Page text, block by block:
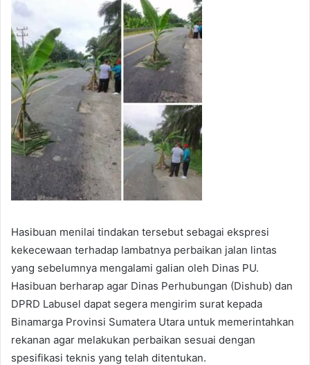
Hasibuan menilai tindakan tersebut sebagai ekspresi
kekecewaan terhadap lambatnya perbaikan jalan lintas
yang sebelumnya mengalami galian oleh Dinas PU.
Hasibuan berharap agar Dinas Perhubungan (Dishub) dan
DPRD Labusel dapat segera mengirim surat kepada
Binamarga Provinsi Sumatera Utara untuk memerintahkan
rekanan agar melakukan perbaikan sesuai dengan
spesifikasi teknis yang telah ditentukan.